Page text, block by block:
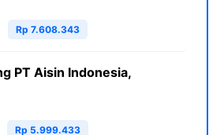
Rp 7.608.343
PT Aisin Indonesia,
Rp 5.999.433